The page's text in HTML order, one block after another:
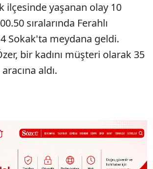
ilçesinde yaşanan olay 10
sıralarında Ferahlı
Sokak'ta meydana geldi.
bir kadını müşteri olarak 35
aldı.